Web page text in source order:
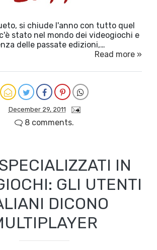
si chiude l'anno con tutto quel
stato nel mondo dei videogiochi e
delle passate edizioni,…
Read more »
December 29, 2011
8 comments.
IN
GLI UTENTI
DICONO